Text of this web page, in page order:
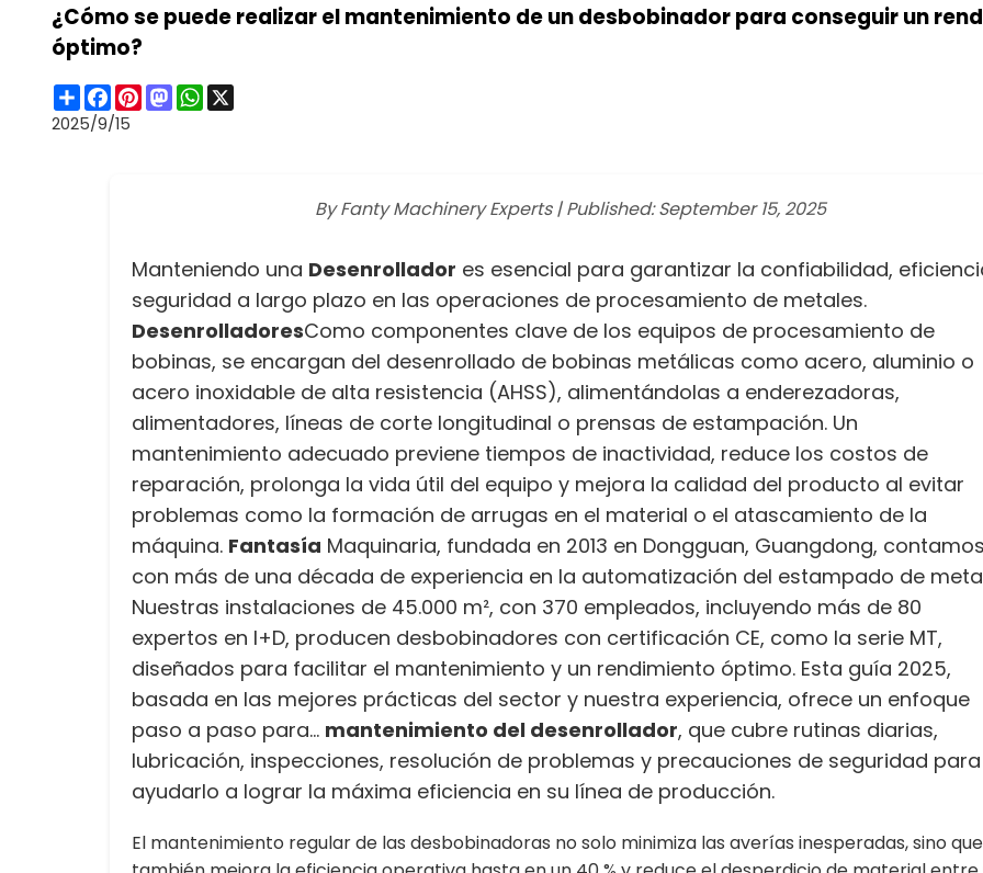
¿Cómo se puede realizar el mantenimiento de un desbobinador para conseguir un
óptimo?
ShareFacebook
Pinterest
Mastodon
WhatsApp
X
2025/9/15
By Fanty Machinery Experts | Published: September 15, 2025
Manteniendo una Desenrollador es esencial para garantizar la confiabilidad,
seguridad a largo plazo en las operaciones de procesamiento de metales.
DesenrolladoresComo componentes clave de los equipos de procesamiento de
bobinas, se encargan del desenrollado de bobinas metálicas como acero, aluminio o
acero inoxidable de alta resistencia (AHSS), alimentándolas a enderezadoras,
alimentadores, líneas de corte longitudinal o prensas de estampación. Un
mantenimiento adecuado previene tiempos de inactividad, reduce los costos de
reparación, prolonga la vida útil del equipo y mejora la calidad del producto al evitar
problemas como la formación de arrugas en el material o el atascamiento de la
máquina. Fantasía Maquinaria, fundada en 2013 en Dongguan, Guangdong, contamos
con más de una década de experiencia en la automatización del estampado de
Nuestras instalaciones de 45.000 m², con 370 empleados, incluyendo más de 80
expertos en I+D, producen desbobinadores con certificación CE, como la serie MT,
diseñados para facilitar el mantenimiento y un rendimiento óptimo. Esta guía 2025,
basada en las mejores prácticas del sector y nuestra experiencia, ofrece un enfoque
paso a paso para... mantenimiento del desenrollador, que cubre rutinas diarias,
lubricación, inspecciones, resolución de problemas y precauciones de seguridad para
ayudarlo a lograr la máxima eficiencia en su línea de producción.
El mantenimiento regular de las desbobinadoras no solo minimiza las averías inesperadas, sino que